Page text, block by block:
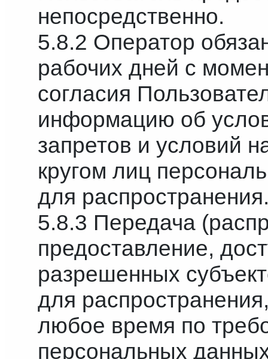
непосредственно.
5.8.2 Оператор
рабочих дней с
согласия
информацию об
запретов и условий
кругом лиц
для
5.8.3 Передача
предоставление,
разрешенных
для
любое время по
персональных